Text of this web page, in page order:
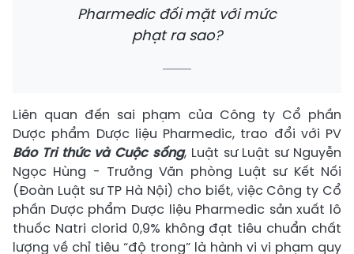
Pharmedic đối mặt với mức
phạt ra sao?
Liên quan đến sai phạm của Công ty Cổ phần
Dược phẩm Dược liệu Pharmedic, trao đổi với PV
Báo Tri thức và Cuộc sống, Luật sư Luật sư Nguyễn
Ngọc Hùng - Trưởng Văn phòng Luật sư Kết Nối
(Đoàn Luật sư TP Hà Nội) cho biết, việc Công ty Cổ
phần Dược phẩm Dược liệu Pharmedic sản xuất lô
thuốc Natri clorid 0,9% không đạt tiêu chuẩn chất
lượng về chỉ tiêu “độ trong” là hành vi vi phạm quy